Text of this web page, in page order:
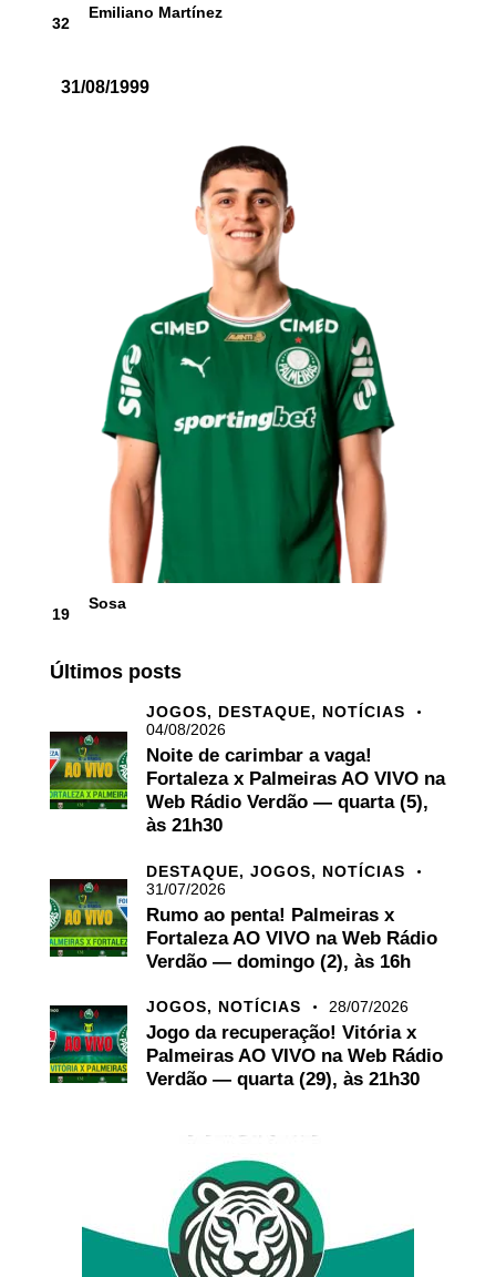
32
Emiliano Martínez
31/08/1999
19
Sosa
Últimos posts
JOGOS, DESTAQUE, NOTÍCIAS
04/08/2026
Noite de carimbar a vaga!
Fortaleza x Palmeiras AO VIVO na
Web Rádio Verdão — quarta (5),
às 21h30
DESTAQUE, JOGOS, NOTÍCIAS
31/07/2026
Rumo ao penta! Palmeiras x
Fortaleza AO VIVO na Web Rádio
Verdão — domingo (2), às 16h
JOGOS, NOTÍCIAS 28/07/2026
Jogo da recuperação! Vitória x
Palmeiras AO VIVO na Web Rádio
Verdão — quarta (29), às 21h30